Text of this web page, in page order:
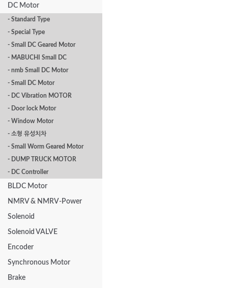
DC Motor
- Standard Type
- Special Type
- Small DC Geared Motor
- MABUCHI Small DC
- nmb Small DC Motor
- Small DC Motor
- DC Vibration MOTOR
- Door lock Motor
- Window Motor
- 소형 유성치차
- Small Worm Geared Motor
- DUMP TRUCK MOTOR
- DC Controller
BLDC Motor
NMRV & NMRV-Power
Solenoid
Solenoid VALVE
Encoder
Synchronous Motor
Brake